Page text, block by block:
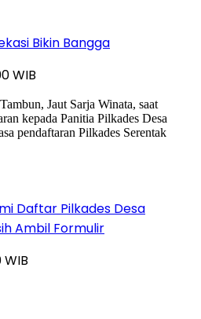
Bikin Bangga
WIB
Daftar Pilkades Desa
Ambil Formulir
WIB